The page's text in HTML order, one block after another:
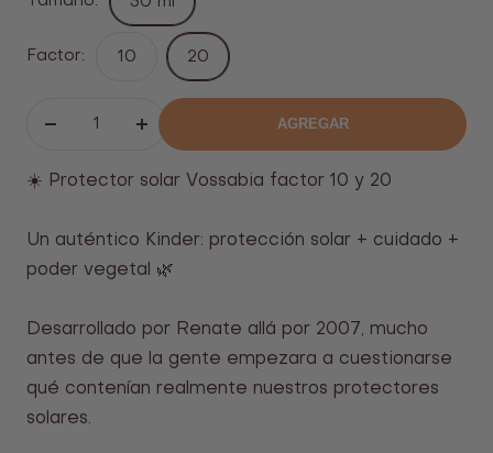
Factor: 10 20
número
Aumentar
número
AGREGAR
☀️ Protector solar Vossabia factor 10 y 20
Un auténtico Kinder: protección solar + cuidado +
poder vegetal 🌿
Desarrollado por Renate allá por 2007, mucho
antes de que la gente empezara a cuestionarse
qué contenían realmente nuestros protectores
solares.